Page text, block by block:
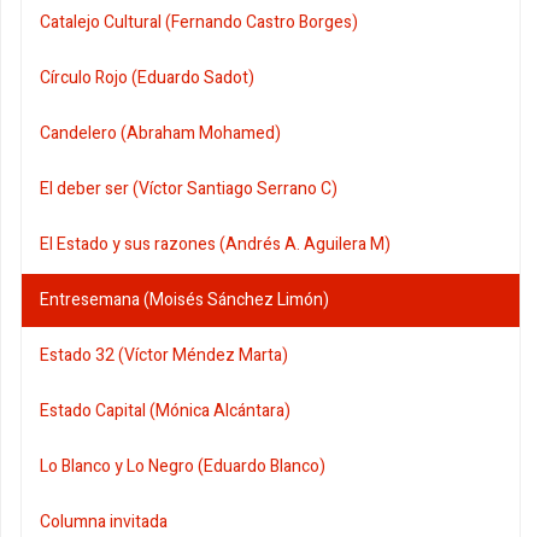
Catalejo Cultural (Fernando Castro Borges)
Círculo Rojo (Eduardo Sadot)
Candelero (Abraham Mohamed)
El deber ser (Víctor Santiago Serrano C)
El Estado y sus razones (Andrés A. Aguilera M)
Entresemana (Moisés Sánchez Limón)
Estado 32 (Víctor Méndez Marta)
Estado Capital (Mónica Alcántara)
Lo Blanco y Lo Negro (Eduardo Blanco)
Columna invitada